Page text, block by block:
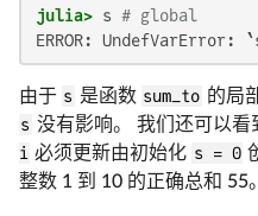
julia> s # global
ERROR:
由于 s 是函数 sum_to 的局
s 没有影响。 我们还可以看
i 必须更新由初始化 s = 0
整数 1 到 10 的正确总和 55。